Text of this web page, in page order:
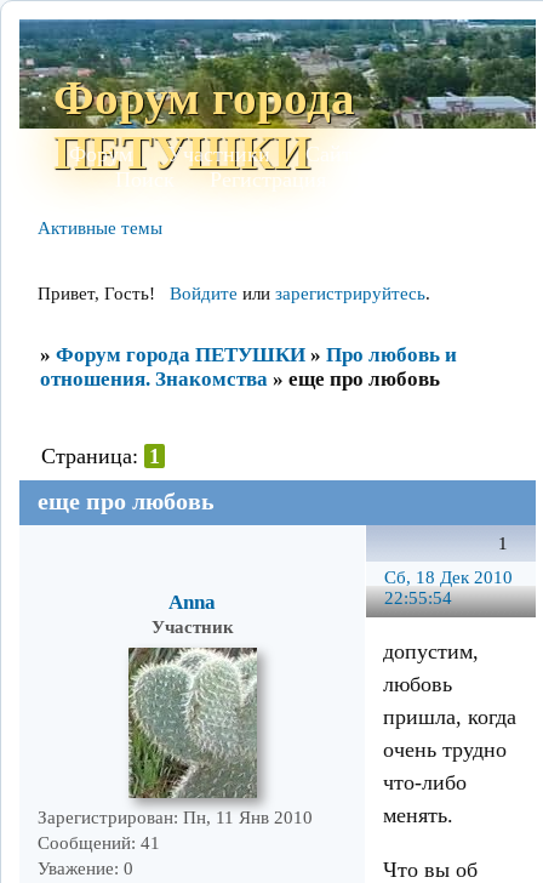
Форум города
ПЕТУШКИ
Форум Участники Сайт
Поиск
Регистрация
Активные темы
Привет, Гость! Войдите или зарегистрируйтесь.
» Форум города ПЕТУШКИ » Про любовь и
отношения. Знакомства » еще про любовь
еще про любовь
Страница: 1
1
Сб, 18 Дек 2010
22:55:54
Anna
Участник
Зарегистрирован: Пн, 11 Янв 2010
Сообщений: 41
Уважение: 0
допустим,
любовь
пришла, когда
очень трудно
что-либо
менять.
Что вы об